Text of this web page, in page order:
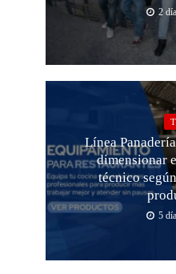
2
Línea
dimensionar
técnico
5